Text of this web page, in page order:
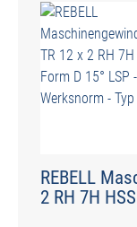
REBELL
2 RH 7H